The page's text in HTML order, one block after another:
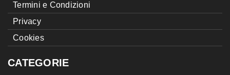
Termini e Condizioni
Privacy
Cookies
CATEGORIE